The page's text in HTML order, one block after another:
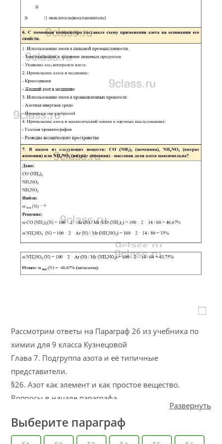
Развернуть
Рассмотрим ответы на Параграф 26 из учебника по
химии для 9 класса Кузнецовой
Глава 7. Подгруппа азота и её типичные
представители.
§26. Азот как элемент и как простое вещество.
Вопросы в начале параграфа
Когда, кем и как был открыт элемент азот? Как
распространён этот элемент в природе? Чем
объясняется несовпадение его названия с символом?
Выберите параграф